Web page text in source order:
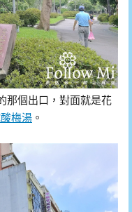
那個出口，對面就是花
梅湯 。